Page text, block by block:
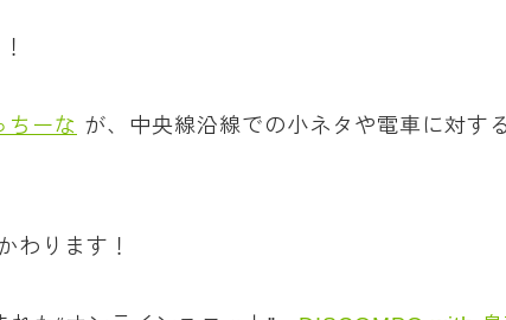
！
ちーな が、中央線沿線での小ネタや電車に対す
わります！